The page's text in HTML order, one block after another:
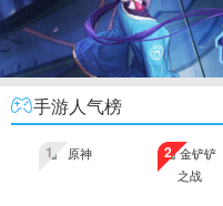
手游人气榜
1 2